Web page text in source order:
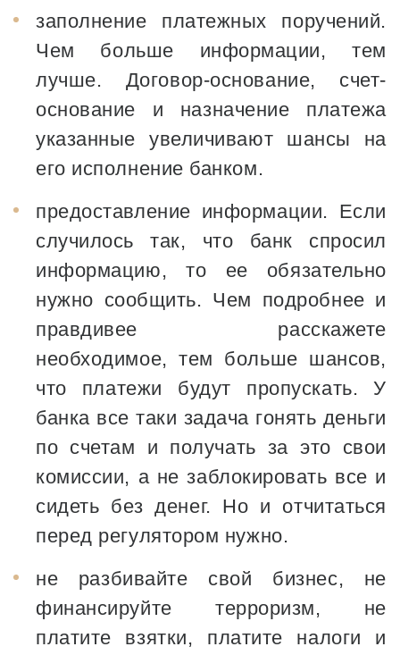
заполнение платежных поручений.
Чем больше информации, тем
лучше. Договор-основание, счет-
основание и назначение платежа
указанные увеличивают шансы на
его исполнение банком.
предоставление информации. Если
случилось так, что банк спросил
информацию, то ее обязательно
нужно сообщить. Чем подробнее и
правдивее расскажете
необходимое, тем больше шансов,
что платежи будут пропускать. У
банка все таки задача гонять деньги
по счетам и получать за это свои
комиссии, а не заблокировать все и
сидеть без денег. Но и отчитаться
перед регулятором нужно.
не разбивайте свой бизнес, не
финансируйте терроризм, не
платите взятки, платите налоги и